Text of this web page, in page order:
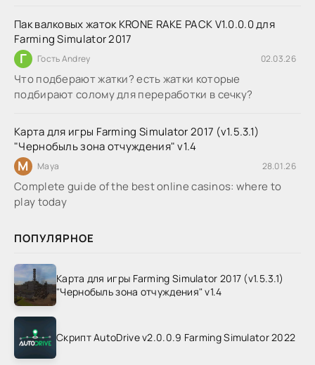
Пак валковых жаток KRONE RAKE PACK V1.0.0.0 для
Farming Simulator 2017
Г Гость Andrey 02.03.26
Что подберают жатки? есть жатки которые
подбирают солому для переработки в сечку?
Карта для игры Farming Simulator 2017 (v1.5.3.1)
"Чернобыль зона отчуждения" v1.4
M Maya 28.01.26
Complete guide of the best online casinos: where to
play today
ПОПУЛЯРНОЕ
Карта для игры Farming Simulator 2017 (v1.5.3.1)
"Чернобыль зона отчуждения" v1.4
Скрипт AutoDrive v2.0.0.9 Farming Simulator 2022